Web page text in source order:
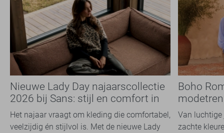
Nieuwe Lady Day najaarscollectie
2026 bij Sans: stijl en comfort in
travelkwaliteit
Het najaar vraagt om kleding die comfortabel,
veelzijdig én stijlvol is. Met de nieuwe Lady
Boho
overal
Van luchtige
zachte